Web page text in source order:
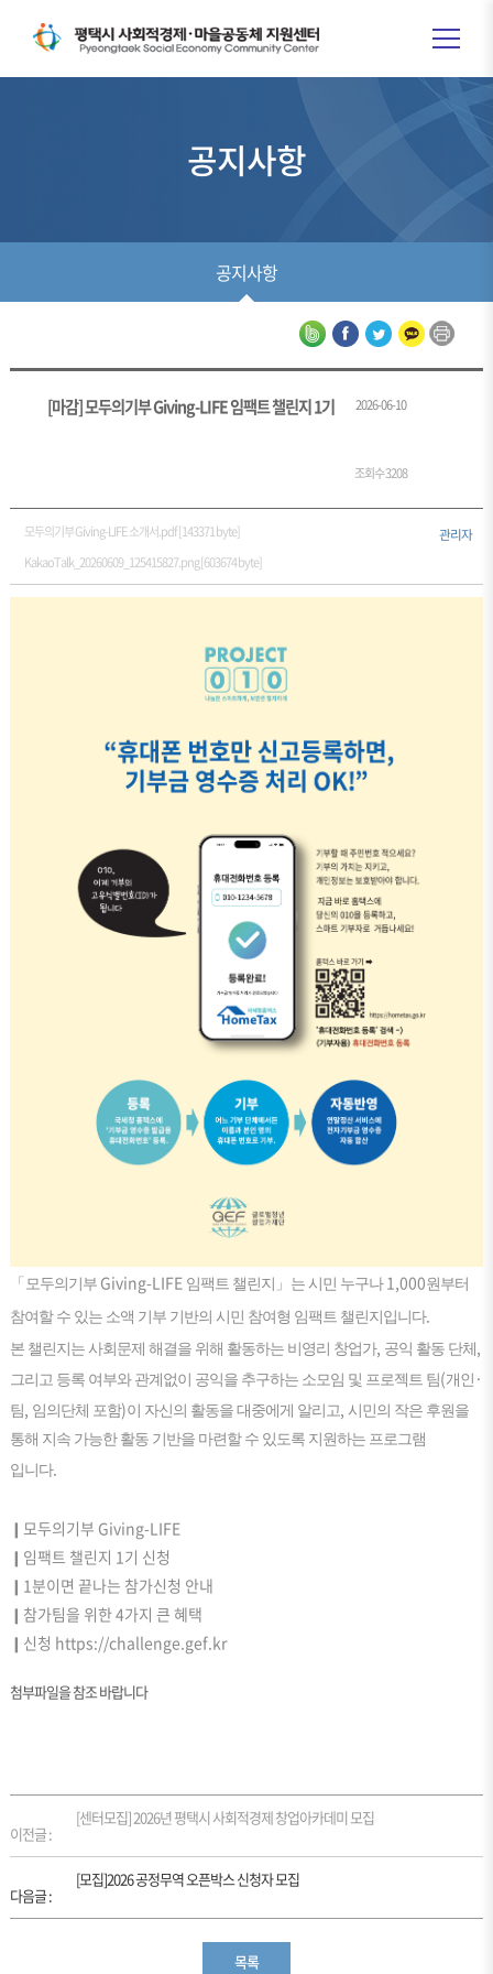
공지사항
공지사항
[마감] 모두의기부 Giving-LIFE 임팩트 챌린지 1기 2026-06-10
조회수 3208
모두의기부 Giving-LIFE 소개서.pdf [143371 byte]
KakaoTalk_20260609_125415827.png [603674 byte]
관리자
「 모두의기부 Giving-LIFE 임팩트 챌린지 」 는 시민 누구나 1,000원부터
참여할 수 있는 소액 기부 기반의 시민 참여형 임팩트 챌린지입니다.
본 챌린지는 사회문제 해결을 위해 활동하는 비영리 창업가, 공익 활동 단체 ,
그리고 등록 여부와 관계없이 공익을 추구하는 소모임 및 프로젝트 팀(개인 ·
팀, 임의단체 포함)이 자신의 활동을 대중에게 알리고, 시민의 작은 후원을
통해 지속 가능한 활동 기반을 마련할 수 있도록 지원하는 프로그램
입니다.
❙모두의기부 Giving-LIFE
❙임팩트 챌린지 1기 신청
❙1분이면 끝나는 참가신청 안내
❙참가팀을 위한 4가지 큰 혜택
❙신청 https://challenge.gef.kr
첨부파일을 참조 바랍니다
이전글 :
[센터모집] 2026년 평택시 사회적경제 창업아카데미 모집
다음글 :
[모집]2026 공정무역 오픈박스 신청자 모집
목록